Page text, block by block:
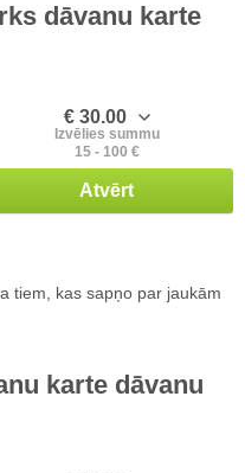
dāvanu karte
€ 30.00
Izvēlies summu
15 - 100 €
Atvērt
tiem, kas sapņo par jaukām
karte dāvanu